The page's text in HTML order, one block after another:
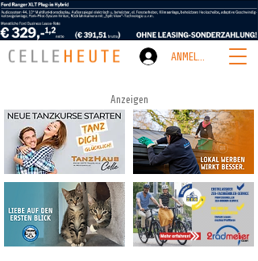
ANMELDEN
Anzeigen